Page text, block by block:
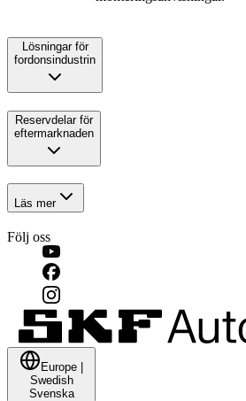
Lösningar för
fordonsindustrin
Reservdelar för
eftermarknaden
Läs mer
Följ oss
Europe
Swedish
Svenska